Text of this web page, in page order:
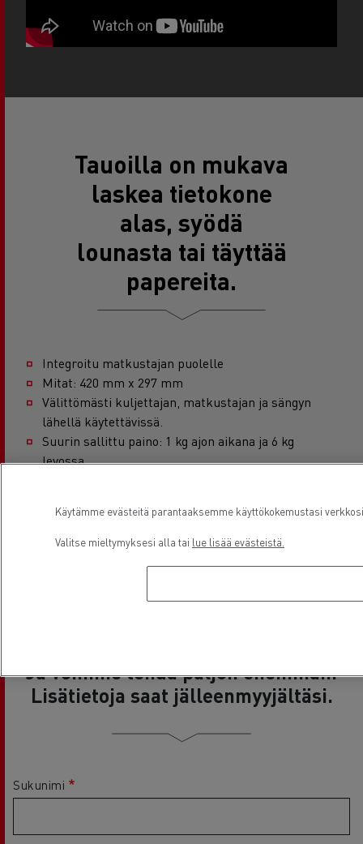
Tauoilla on mukava
laskea tietokone
alas, syödä
lounasta tai täyttää
papereita.
Integroitu matkustajan puolelle
Mitat: 420 mm x 297 mm
Välittömästi kuljettajan, matkustajan ja sängyn
lähellä käytettävissä.
Suurin sallittu paino: 1 kg ajon aikana ja 6 kg
levossa.
Helppo paperitöiden tekeminen
Ja voimme tehdä paljon enemmän.
Lisätietoja saat jälleenmyyjältäsi.
Sukunimi
Käytämme evästeitä parantaaksemme käyttökokemustasi
Valitse mieltymyksesi alla tai lue lisää evästeistä.